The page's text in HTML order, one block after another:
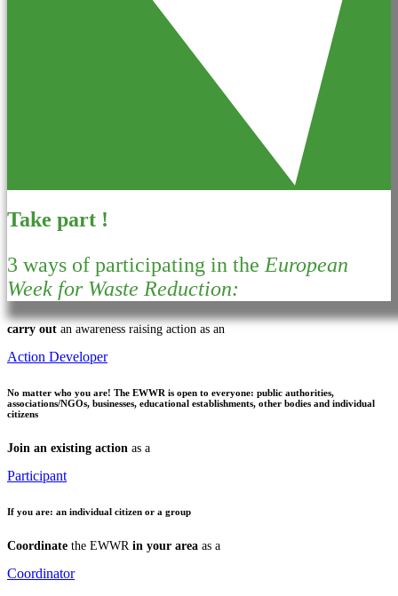
Take part !
3 ways of participating in the European
Week for Waste Reduction:
carry out an awareness raising action as an
Action Developer
No matter who you are! The EWWR is open to everyone: public authorities,
associations/NGOs, businesses, educational establishments, other bodies and individual
citizens
Join an existing action as a
Participant
If you are: an individual citizen or a group
Coordinate the EWWR in your area as a
Coordinator